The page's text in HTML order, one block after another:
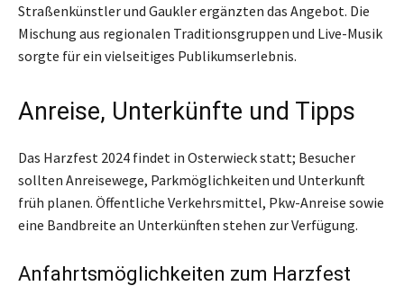
Straßenkünstler und Gaukler ergänzten das Angebot. Die
Mischung aus regionalen Traditionsgruppen und Live-Musik
sorgte für ein vielseitiges Publikumserlebnis.
Anreise, Unterkünfte und Tipps
Das Harzfest 2024 findet in Osterwieck statt; Besucher
sollten Anreisewege, Parkmöglichkeiten und Unterkunft
früh planen. Öffentliche Verkehrsmittel, Pkw-Anreise sowie
eine Bandbreite an Unterkünften stehen zur Verfügung.
Anfahrtsmöglichkeiten zum Harzfest